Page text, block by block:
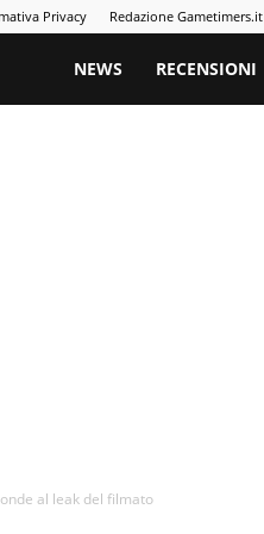
Privacy Redazione Gametimers.it
Gametimers
NEWS RECENSIONI
al leak del filmato